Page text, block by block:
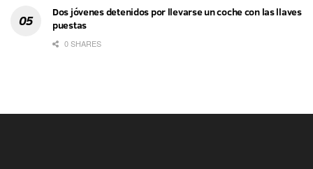
Dos jóvenes detenidos por llevarse un coche con las llaves
puestas
0 SHARES